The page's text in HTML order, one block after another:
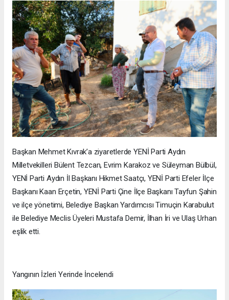
Başkan Mehmet Kıvrak’a ziyaretlerde YENİ Parti Aydın
Milletvekilleri Bülent Tezcan, Evrim Karakoz ve Süleyman Bülbül,
YENİ Parti Aydın İl Başkanı Hikmet Saatçı, YENİ Parti Efeler İlçe
Başkanı Kaan Erçetin, YENİ Parti Çine İlçe Başkanı Tayfun Şahin
ve ilçe yönetimi, Belediye Başkan Yardımcısı Timuçin Karabulut
ile Belediye Meclis Üyeleri Mustafa Demir, İlhan İri ve Ulaş Urhan
eşlik etti.
Yangının İzleri Yerinde İncelendi